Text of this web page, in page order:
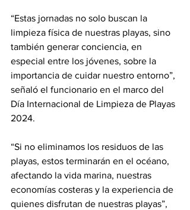
“Estas jornadas no solo buscan la
limpieza física de nuestras playas, sino
también generar conciencia, en
especial entre los jóvenes, sobre la
importancia de cuidar nuestro entorno”,
señaló el funcionario en el marco del
Día Internacional de Limpieza de Playas
2024.
“Si no eliminamos los residuos de las
playas, estos terminarán en el océano,
afectando la vida marina, nuestras
economías costeras y la experiencia de
quienes disfrutan de nuestras playas”,